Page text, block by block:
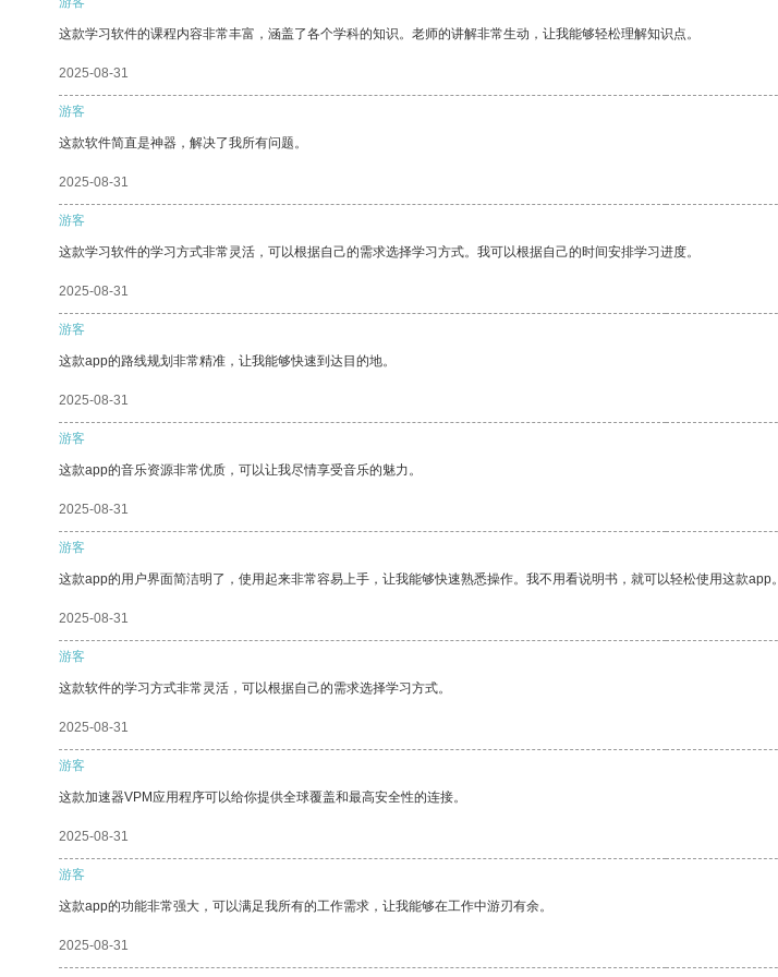
这款学习软件的课程内容非常丰富，涵盖了各个学科的知识。老师的讲解非常生动，让我能够轻松理解知识点。
2025-08-31
游客
这款软件简直是神器，解决了我所有问题。
2025-08-31
游客
这款学习软件的学习方式非常灵活，可以根据自己的需求选择学习方式。我可以根据自己的时间安排学习进度。
2025-08-31
游客
这款app的路线规划非常精准，让我能够快速到达目的地。
2025-08-31
游客
这款app的音乐资源非常优质，可以让我尽情享受音乐的魅力。
2025-08-31
游客
这款app的用户界面简洁明了，使用起来非常容易上手，让我能够快速熟悉操作。我不用看说明书，就可以轻松使用这款app。
2025-08-31
游客
这款软件的学习方式非常灵活，可以根据自己的需求选择学习方式。
2025-08-31
游客
这款加速器VPM应用程序可以给你提供全球覆盖和最高安全性的连接。
2025-08-31
游客
这款app的功能非常强大，可以满足我所有的工作需求，让我能够在工作中游刃有余。
2025-08-31